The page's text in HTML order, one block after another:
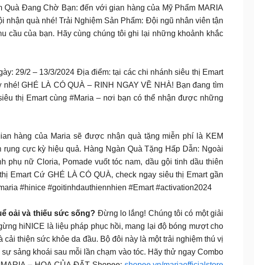
Đang Chờ Bạn: đến với gian hàng của Mỹ Phẩm MARIA
quà nhé! Trải Nghiệm Sản Phẩm: Đội ngũ nhân viên tận
cầu của bạn. Hãy cùng chúng tôi ghi lại những khoảnh khắc
29/2 – 13/3/2024 Địa điểm: tại các chi nhánh siêu thị Emart
GHÉ LÀ CÓ QUÀ – RINH NGAY VỀ NHÀ! Bạn đang tìm
thị Emart cùng #Maria – nơi bạn có thể nhận được những
hàng của Maria sẽ được nhận quà tặng miễn phí là KEM
cực kỳ hiệu quả. Hàng Ngàn Quà Tặng Hấp Dẫn: Ngoài
phụ nữ Cloria, Pomade vuốt tóc nam, dầu gội tinh dầu thiên
Emart Cứ GHÉ LÀ CÓ QUÀ, check ngay siêu thị Emart gần
#hinice #goitinhdauthiennhien #Emart #activation2024
oải và thiếu sức sống? Đừng lo lắng! Chúng tôi có một giải
hiNICE là liệu pháp phục hồi, mang lại độ bóng mượt cho
thiện sức khỏe da đầu. Bộ đôi này là một trải nghiệm thú vị
sảng khoái sau mỗi lần chạm vào tóc. Hãy thử ngay Combo